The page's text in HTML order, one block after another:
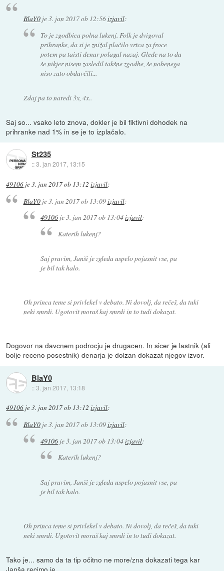
BlaY0je3. jan 2017 ob 12:56izjavil:
To je zgodbica polna lukenj. Folk je dvigoval
prihranke, da si je znižal plačilo vrtca za froce
potem pa taisti denar polagal nazaj. Glede na to da
še nikjer nisem zasledil takšne zgodbe, še nobenega
niso zato obdavčili...
Zdaj pa to naredi 3x, 4x..
Saj so... vsako leto znova, dokler je bil fiktivni dohodek na
prihranke nad 1% in se je to izplačalo.
St235
::3. jan 2017, 13:15
49106 je3. jan 2017 ob 13:12 izjavil:
BlaY0je3. jan 2017 ob 13:09izjavil:
49106 je3. jan 2017 ob 13:04izjavil:
Katerih lukenj?
Saj pravim, Janši je zgleda uspelo pojasnit vse, pa
je bil tak halo.
Oh princa teme si privlekel v debato. Ni dovolj, da rečeš, da tuki
neki smrdi. Ugotovit moraš kaj smrdi in to tudi dokazat.
Dogovor na davcnem podrocju je drugacen. In sicer je lastnik (ali
bolje receno posestnik) denarja je dolzan dokazat njegov izvor.
BlaY0
::3. jan 2017, 13:18
49106 je3. jan 2017 ob 13:12 izjavil:
BlaY0je3. jan 2017 ob 13:09izjavil:
49106 je3. jan 2017 ob 13:04izjavil:
Katerih lukenj?
Saj pravim, Janši je zgleda uspelo pojasnit vse, pa
je bil tak halo.
Oh princa teme si privlekel v debato. Ni dovolj, da rečeš, da tuki
neki smrdi. Ugotovit moraš kaj smrdi in to tudi dokazat.
Tako je... samo da ta tip očitno ne more/zna dokazati tega kar
Janša recimo je.